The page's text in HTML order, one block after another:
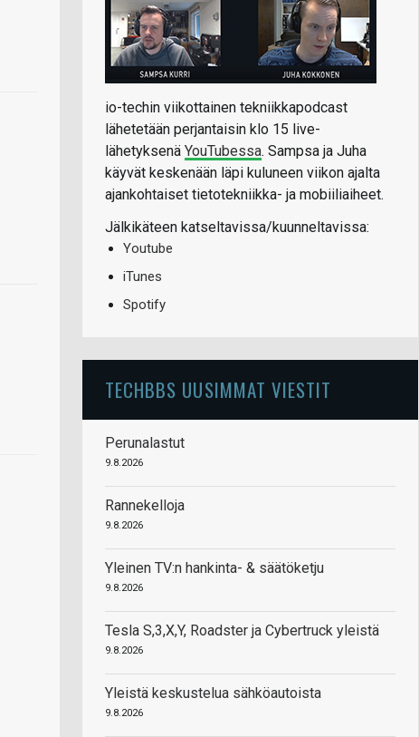
io-techin viikottainen tekniikkapodcast
lähetetään perjantaisin klo 15 live-
lähetyksenä YouTubessa. Sampsa ja Juha
käyvät keskenään läpi kuluneen viikon ajalta
ajankohtaiset tietotekniikka- ja mobiiliaiheet.
Jälkikäteen katseltavissa/kuunneltavissa:
Youtube
iTunes
Spotify
TECHBBS UUSIMMAT VIESTIT
Perunalastut
9.8.2026
Rannekelloja
9.8.2026
Yleinen TV:n hankinta- & säätöketju
9.8.2026
Tesla S,3,X,Y, Roadster ja Cybertruck yleistä
9.8.2026
Yleistä keskustelua sähköautoista
9.8.2026